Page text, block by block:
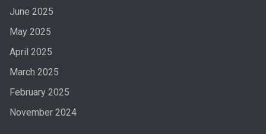
June 2025
May 2025
April 2025
March 2025
February 2025
November 2024